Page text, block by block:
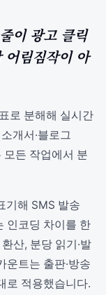
이 광고 클릭
림짐작이 아
로 분해해 실시간
개서·블로그
모든 작업에서 분
기해 SMS 발송
인코딩 차이를 한
산, 분당 읽기·발
운트는 출판·방송
로 적용했습니다.